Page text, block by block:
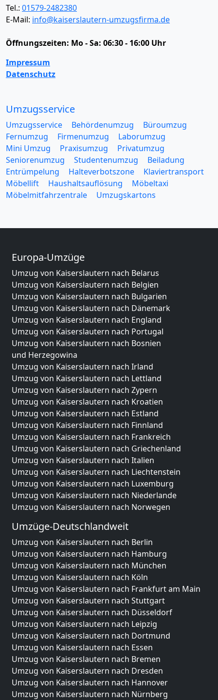
Tel.: 01579-2482380
E-Mail: info@kaiserslautern-umzugsfirma.de
Öffnungszeiten: Mo - Sa: 06:30 - 16:00 Uhr
Impressum
Datenschutz
Umzugsservice
Umzugsservice Behördenumzug
Büroumzug
Fernumzug
Firmenumzug
Laborumzug
Mini Umzug
Praxisumzug
Privatumzug
Seniorenumzug
Studentenumzug
Beiladung
Entrümpelung
Halteverbotszone
Klaviertransport
Möbellift
Haushaltsauflösung
Möbeltaxi
Möbelmitfahrzentrale
Umzugskartons
Europa-Umzüge
Umzug von Kaiserslautern nach Belarus
Umzug von Kaiserslautern nach Belgien
Umzug von Kaiserslautern nach Bulgarien
Umzug von Kaiserslautern nach Dänemark
Umzug von Kaiserslautern nach England
Umzug von Kaiserslautern nach Portugal
Umzug von Kaiserslautern nach Bosnien
und Herzegowina
Umzug von Kaiserslautern nach Irland
Umzug von Kaiserslautern nach Lettland
Umzug von Kaiserslautern nach Zypern
Umzug von Kaiserslautern nach Kroatien
Umzug von Kaiserslautern nach Estland
Umzug von Kaiserslautern nach Finnland
Umzug von Kaiserslautern nach Frankreich
Umzug von Kaiserslautern nach Griechenland
Umzug von Kaiserslautern nach Italien
Umzug von Kaiserslautern nach Liechtenstein
Umzug von Kaiserslautern nach Luxemburg
Umzug von Kaiserslautern nach Niederlande
Umzug von Kaiserslautern nach Norwegen
Umzüge-Deutschlandweit
Umzug von Kaiserslautern nach Berlin
Umzug von Kaiserslautern nach Hamburg
Umzug von Kaiserslautern nach München
Umzug von Kaiserslautern nach Köln
Umzug von Kaiserslautern nach Frankfurt am Main
Umzug von Kaiserslautern nach Stuttgart
Umzug von Kaiserslautern nach Düsseldorf
Umzug von Kaiserslautern nach Leipzig
Umzug von Kaiserslautern nach Dortmund
Umzug von Kaiserslautern nach Essen
Umzug von Kaiserslautern nach Bremen
Umzug von Kaiserslautern nach Dresden
Umzug von Kaiserslautern nach Hannover
Umzug von Kaiserslautern nach Nürnberg